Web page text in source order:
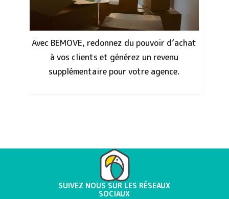
Avec BEMOVE, redonnez du pouvoir d’achat
à vos clients et générez un revenu
supplémentaire pour votre agence.
SUIVEZ NOUS SUR LES RÉSEAUX
SOCIAUX